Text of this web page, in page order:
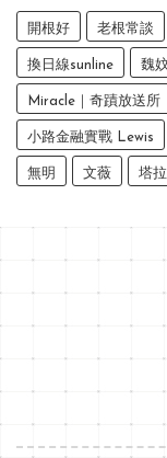
開根好 老根常談
換日線sunline 魏
Miracle｜奇蹟放送所
小路金融實戰 Lewis
無明 文薇 塔